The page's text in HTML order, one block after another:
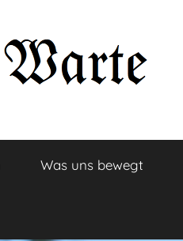
Was uns bewegt